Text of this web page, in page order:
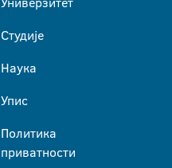
Студије
Наука
Упис
Политика
приватности